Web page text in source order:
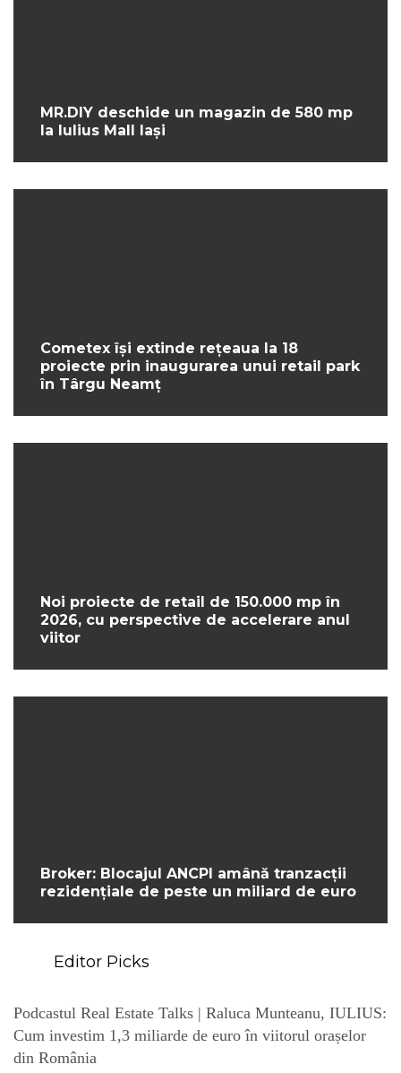
MR.DIY deschide un magazin de 580 mp
la Iulius Mall Iași
Cometex își extinde rețeaua la 18
proiecte prin inaugurarea unui retail park
în Târgu Neamț
Noi proiecte de retail de 150.000 mp în
2026, cu perspective de accelerare anul
viitor
Broker: Blocajul ANCPI amână tranzacții
rezidențiale de peste un miliard de euro
Editor Picks
Podcastul Real Estate Talks | Raluca Munteanu, IULIUS:
Cum investim 1,3 miliarde de euro în viitorul orașelor
din România